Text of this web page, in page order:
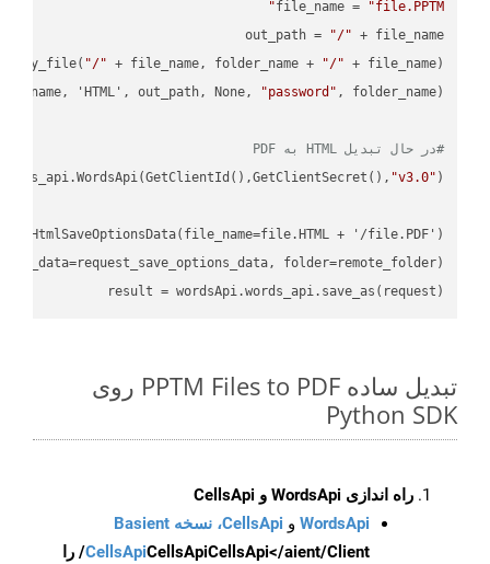
file_name =
"file.PPTM"
out_path =
"/"
"/" + file_name, folder_name +
"/"
'HTML', out_path, None,
"password"
#در حال تبدیل HTML به PDF
"v3.0"
result = wordsApi.words_api.save_as(request)
تبدیل ساده PPTM Files to PDF روی
Python SDK
راه اندازی WordsApi و CellsApi
WordsApi و CellsApi، نسخه Basient
CellsApiCellsApi
CellsApi</aient/Client/ را